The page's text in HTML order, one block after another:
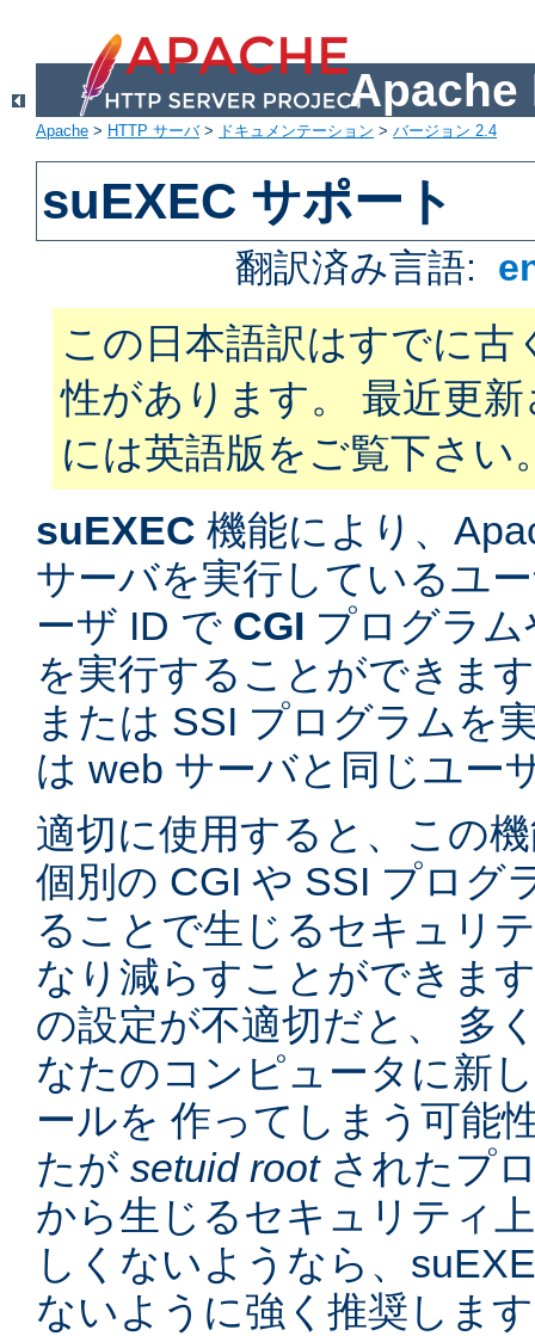
Apache
Apache > HTTP サーバ> ドキュメンテーション > バージョン 2.4
suEXEC サポート
翻訳済み言語:
この日本語訳はすでに古
性があります。 最近更
には英語版をご覧下さい
suEXEC 機能により、
サーバを実行しているユ
ーザ ID で CGI プログラ
を実行することができま
または SSI プログラムを
は web サーバと同じユー
適切に使用すると、この
個別の CGI や SSI プログ
ることで生じるセキュリ
なり減らすことができま
の設定が不適切だと、 多
なたのコンピュータに新
ールを 作ってしまう可能
たが setuid rootされたプ
から生じるセキュリティ
しくないようなら、
ないように強く推奨しま